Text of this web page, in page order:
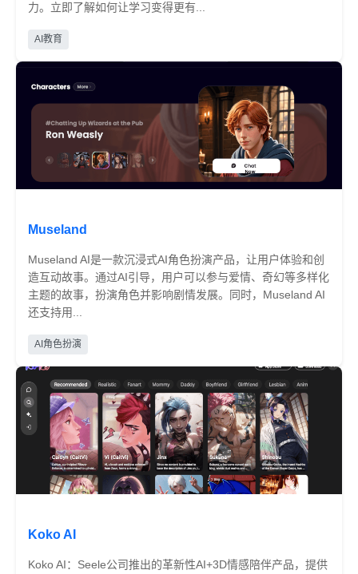
力。立即了解如何让学习变得更有...
AI教育
Museland
Museland AI是一款沉浸式AI角色扮演产品，让用户体验和创
造互动故事。通过AI引导，用户可以参与爱情、奇幻等多样化
主题的故事，扮演角色并影响剧情发展。同时，Museland AI
还支持用...
AI角色扮演
Koko AI
Koko AI：Seele公司推出的革新性AI+3D情感陪伴产品，提供